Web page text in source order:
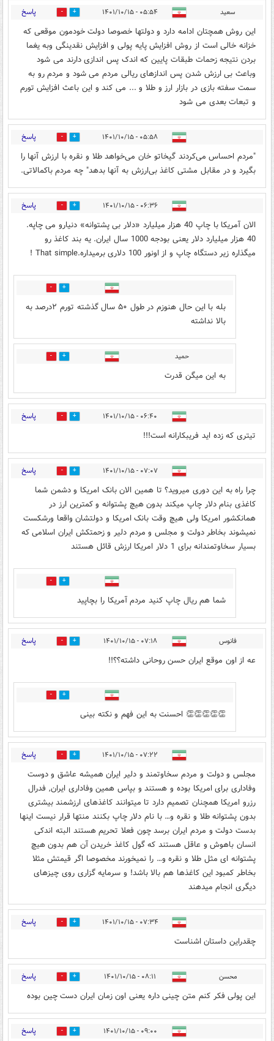
سعید ۰۵:۵۴ - ۱۴۰۱/۱۰/۱۵ 14 پاسخ
این روش همچتان ادامه دارد و دولتها خصوصا دولت خودمون موقعی که
خزانه خالی است از روش افزایش پایه پولی و افزایش نقدینگی وبه یغما
بردن نتیجه زحمات طبقات پایین که اندک پس اندازی دارند می شود
وباعث بی ارزش شدن پس اندازهای ریالی مردم می شود و مردم رو به
سمت سفته بازی در بازار ارز و طلا و ... می کند و این باعث افزایش تورم
و تبعات بعدی می شود
۰۵:۵۸ - ۱۴۰۱/۱۰/۱۵ 10 پاسخ
"مردم احساس می‌کردند گیخاتو خان می‌خواهد طلا و نقره با ارزش آنها را
بگیرد و در مقابل مشتی کاغذ بی‌ارزش به آنها بدهد" چه مردم باکمالاتی.
۰۶:۳۶ - ۱۴۰۱/۱۰/۱۵ 12 پاسخ
الان آمریکا با چاپ 40 هزار میلیارد «دلار بی پشتوانه» دنیارو می چاپه.
40 هزار میلیارد دلار یعنی بودجه 1000 سال ایران. یه بند کاغذ رو
میگذاره زیر دستگاه چاپ و از اونور 100 دلاری برمیداره.That simple !
0
بله با این حال هنوزم در طول ۵۰ سال گذشته تورم ۲درصد به
بالا نداشته
حمید 0
به این میگن قدرت
۰۶:۴۰ - ۱۴۰۱/۱۰/۱۵ 8 پاسخ
تیتری که زده اید فریبکارانه است!!!
۰۷:۰۷ - ۱۴۰۱/۱۰/۱۵ 7 پاسخ
چرا راه به این دوری میروید؟ تا همین الان بانک امریکا و دشمن شما
کاغذی بنام دلار چاپ میکند بدون هیچ پشتوانه و کمترین ارز در
همانکشور امریکا ولی هیچ وقت بانک امریکا و دولتشان واقعا ورشکست
نمیشوند بخاطر دولت و مجلس و مردم دلیر و زحمتکش ایران اسلامی که
بسیار سخاوتمندانه برای 1 دلار امریکا ارزش قائل هستند
1
شما هم ریال چاپ کنید مردم آمریکا را بچاپید
فانوس ۰۷:۱۸ - ۱۴۰۱/۱۰/۱۵ 15 پاسخ
عه از اون موقع ایران حسن روحانی داشته؟؟!!
1
👏👏👏👏👏 احسنت به این فهم و نکته بینی
۰۷:۲۲ - ۱۴۰۱/۱۰/۱۵ 0 پاسخ
مجلس و دولت و مردم سخاوتمند و دلیر ایران همیشه عاشق و دوست
وفاداری برای امریکا بوده و هستند و بپاس همین وفاداری ایران, فدرال
رزرو امریکا همچنان تصمیم دارد تا میتوانند کاغذهای ارزشمند بیشتری
بدون پشتوانه طلا و نقره و… با نام دلار چاپ بکنند منتها قرار نیست اینها
بدست دولت و مردم ایران برسد چون فعلا تحریم هستند البته اندکی
انسان باهوش و عاقل هستند که گول کاغذ خریدن آن هم بدون هیچ
پشتوانه ای مثل طلا و نقره و… را نمیخورند مخصوصا اگر قیمتش مثلا
بخاطر کمبود این کاغذها هم بالا باشد! و سرمایه گزاری روی چیزهای
دیگری انجام میدهند
۰۷:۳۴ - ۱۴۰۱/۱۰/۱۵ 19 پاسخ
چقدراین داستان اشناست
محسن ۰۸:۱۱ - ۱۴۰۱/۱۰/۱۵ 0 پاسخ
این پولی فکر کنم متن چینی داره یعنی اون زمان ایران دست چین بوده
۰۹:۰۰ - ۱۴۰۱/۱۰/۱۵ 0 پاسخ